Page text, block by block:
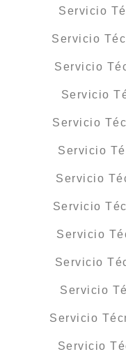
Servicio
Servicio
Servicio
Servicio
Servicio
Servicio
Servicio
Servicio
Servicio
Servicio
Servicio
Servicio
Servicio